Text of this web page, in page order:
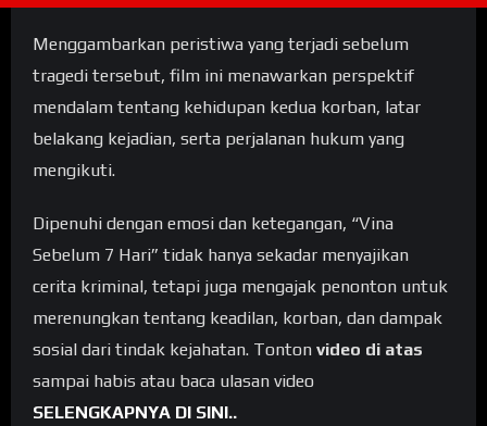
Menggambarkan peristiwa yang terjadi sebelum
tragedi tersebut, film ini menawarkan perspektif
mendalam tentang kehidupan kedua korban, latar
belakang kejadian, serta perjalanan hukum yang
mengikuti.
Dipenuhi dengan emosi dan ketegangan, “Vina
Sebelum 7 Hari” tidak hanya sekadar menyajikan
cerita kriminal, tetapi juga mengajak penonton untuk
merenungkan tentang keadilan, korban, dan dampak
sosial dari tindak kejahatan. Tonton video di atas
sampai habis atau baca ulasan video
SELENGKAPNYA DI SINI..